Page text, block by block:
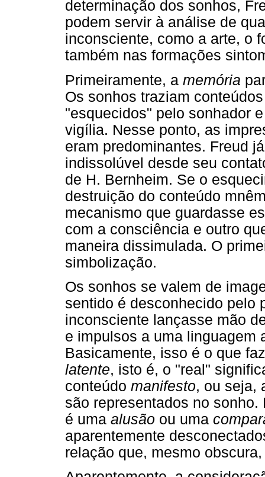
determinação dos sonhos,
podem servir à análise de
inconsciente, como a arte, o
também nas formações
Primeiramente, a memória
Os sonhos traziam
"esquecidos" pelo sonhador
vigília. Nesse ponto, as
eram predominantes. Freud
indissolúvel desde seu
de H. Bernheim. Se o
destruição do conteúdo
mecanismo que guardasse
com a consciência e outro
maneira dissimulada. O
simbolização.
Os sonhos se valem de
sentido é desconhecido pelo
inconsciente lançasse mão
e impulsos a uma linguagem
Basicamente, isso é o que
latente, isto é, o "real"
conteúdo manifesto, ou seja,
são representados no
é uma alusão ou uma
aparentemente
relação que, mesmo